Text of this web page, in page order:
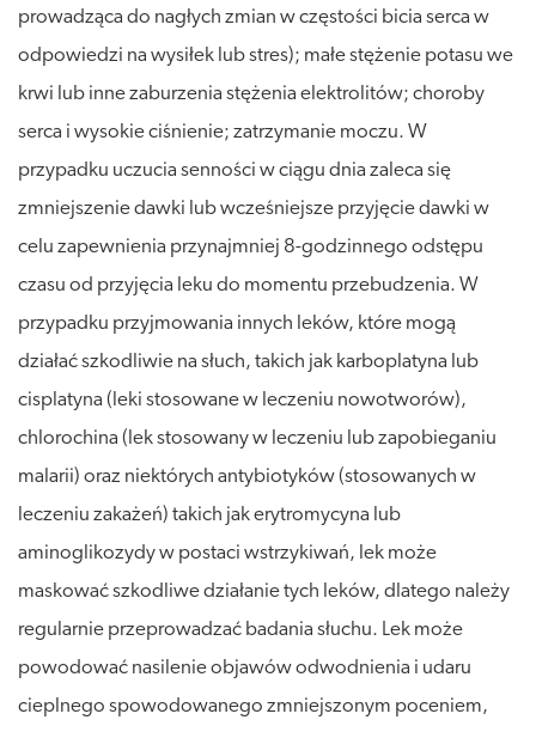
prowadząca do nagłych zmian w częstości bicia serca w
odpowiedzi na wysiłek lub stres); małe stężenie potasu we
krwi lub inne zaburzenia stężenia elektrolitów; choroby
serca i wysokie ciśnienie; zatrzymanie moczu. W
przypadku uczucia senności w ciągu dnia zaleca się
zmniejszenie dawki lub wcześniejsze przyjęcie dawki w
celu zapewnienia przynajmniej 8-godzinnego odstępu
czasu od przyjęcia leku do momentu przebudzenia. W
przypadku przyjmowania innych leków, które mogą
działać szkodliwie na słuch, takich jak karboplatyna lub
cisplatyna (leki stosowane w leczeniu nowotworów),
chlorochina (lek stosowany w leczeniu lub zapobieganiu
malarii) oraz niektórych antybiotyków (stosowanych w
leczeniu zakażeń) takich jak erytromycyna lub
aminoglikozydy w postaci wstrzykiwań, lek może
maskować szkodliwe działanie tych leków, dlatego należy
regularnie przeprowadzać badania słuchu. Lek może
powodować nasilenie objawów odwodnienia i udaru
cieplnego spowodowanego zmniejszonym poceniem,